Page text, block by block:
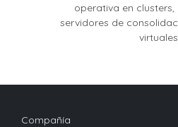
operativa en
servidores de
virtuales
Compañía